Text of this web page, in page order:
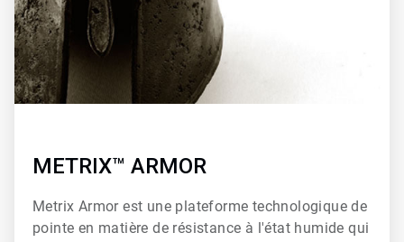
METRIX™ ARMOR
Metrix Armor est une plateforme technologique de
pointe en matière de résistance à l'état humide qui